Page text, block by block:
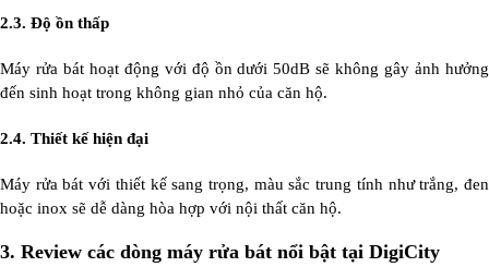
2.3. Độ ồn thấp
Máy rửa bát hoạt động với độ ồn dưới 50dB sẽ không gây ảnh hưởng
đến sinh hoạt trong không gian nhỏ của căn hộ.
2.4. Thiết kế hiện đại
Máy rửa bát với thiết kế sang trọng, màu sắc trung tính như trắng, đen
hoặc inox sẽ dễ dàng hòa hợp với nội thất căn hộ.
3. Review các dòng máy rửa bát nổi bật tại DigiCity